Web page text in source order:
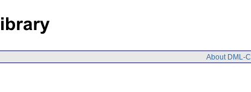
About DML-